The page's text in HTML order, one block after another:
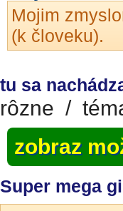
Mojim
(k človeku).
tu sa
rôzne /
zobraz
Super mega